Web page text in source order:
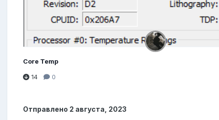
Core Temp
14
0
Отправлено 2 августа, 2023